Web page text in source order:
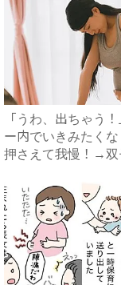
「うわ、出ちゃう
ー内でいきみたく
押さえて我慢！→双